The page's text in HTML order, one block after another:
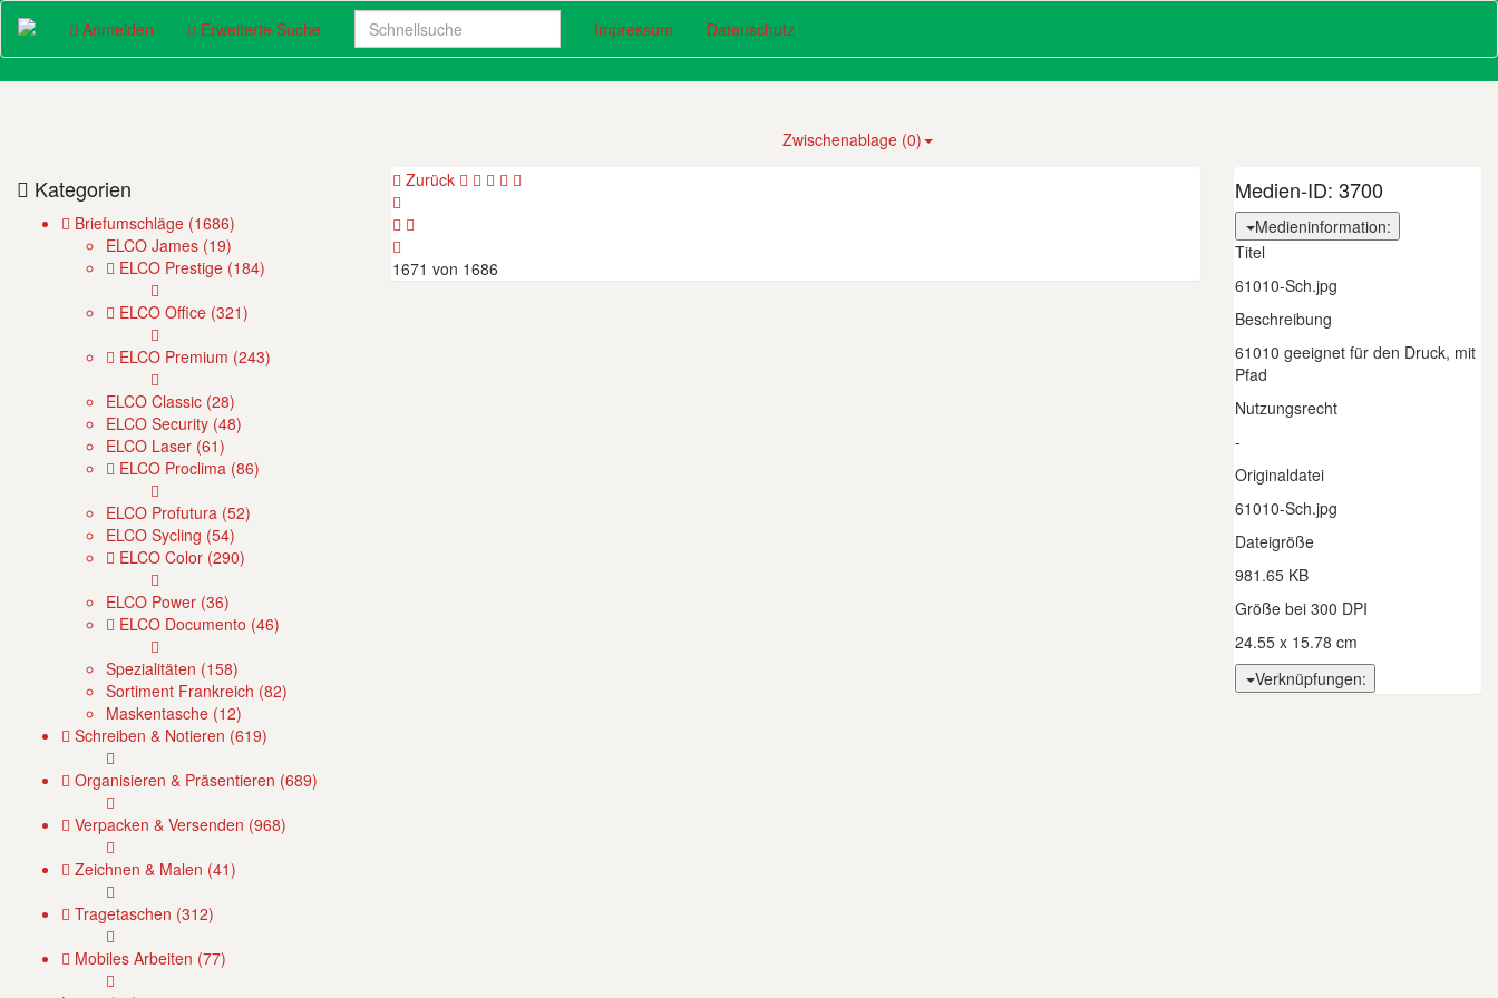
Anmelden Erweiterte Suche(current) Impressum (current)Datenschutz(current)
Zwischenablage (0)
Kategorien
Briefumschläge (1686)
ELCO James (19)
ELCO Prestige (184)
ELCO Office (321)
ELCO Premium (243)
ELCO Classic (28)
ELCO Security (48)
ELCO Laser (61)
ELCO Proclima (86)
ELCO Profutura (52)
ELCO Sycling (54)
ELCO Color (290)
ELCO Power (36)
ELCO Documento (46)
Spezialitäten (158)
Sortiment Frankreich (82)
Maskentasche (12)
Schreiben & Notieren (619)
Organisieren & Präsentieren (689)
Verpacken & Versenden (968)
Zeichnen & Malen (41)
Tragetaschen (312)
Mobiles Arbeiten (77)
Zurück
1671 von 1686
Medien-ID: 3700
Medieninformation:
Titel
61010-Sch.jpg
Beschreibung
61010 geeignet für den Druck, mit
Pfad
Nutzungsrecht
-
Originaldatei
61010-Sch.jpg
Dateigröße
981.65 KB
Größe bei 300 DPI
24.55 x 15.78 cm
Verknüpfungen: